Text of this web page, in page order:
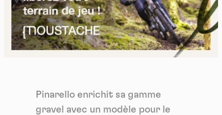
Pinarello enrichit sa gamme
gravel avec un modèle pour le